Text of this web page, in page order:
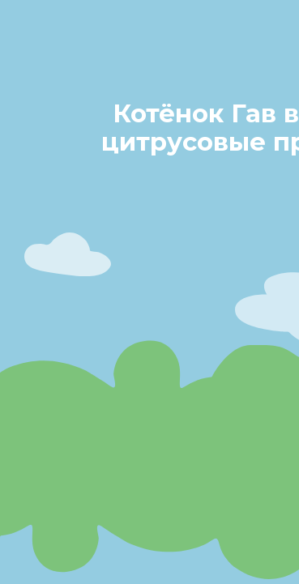
Котёнок Гав
цитрусовые